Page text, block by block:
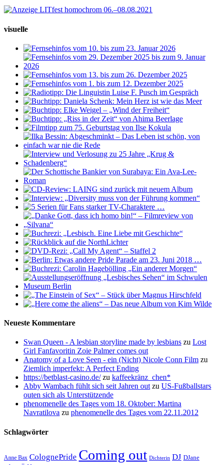
visuelle
Neueste Kommentare
Swan Queen - A lesbian storyline made by lesbians zu Lost
Girl Fanfavoritin Zoie Palmer comes out
Anatomy of a Love Seen - ein (Nicht) Nicole Conn Film zu
Ziemlich imperfekt: A Perfect Ending
https://betblast-casino.de/zu kaffeekränz_chen*
Abby Wambach fühlt sich seit Jahren outzu US-Fußballstars
outen sich als Unterstützende
phenomenelle des Tages vom 18. Oktober: Martina
Navratilova zu phenomenelle des Tages vom 22.11.2012
Schlagwörter
Anne Bax ColognePride Coming out Dichterin DJ DJane